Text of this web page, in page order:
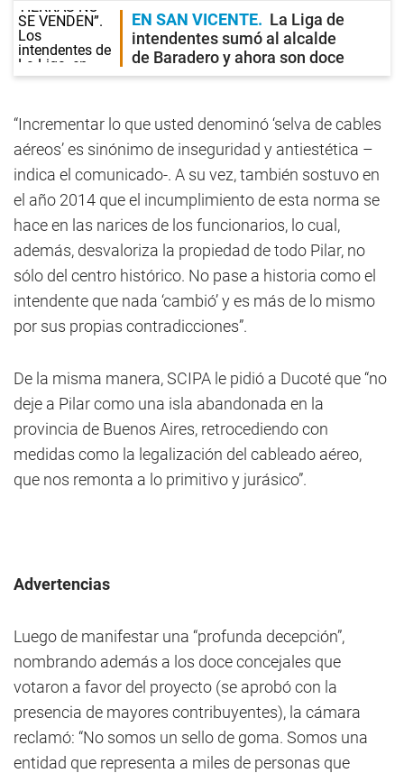
EN SAN VICENTE
La Liga de
intendentes sumó al alcalde
de Baradero y ahora son doce
“Incrementar lo que usted denominó ‘selva de cables
aéreos’ es sinónimo de inseguridad y antiestética –
indica el comunicado-. A su vez, también sostuvo en
el año 2014 que el incumplimiento de esta norma se
hace en las narices de los funcionarios, lo cual,
además, desvaloriza la propiedad de todo Pilar, no
sólo del centro histórico. No pase a historia como el
intendente que nada ‘cambió’ y es más de lo mismo
por sus propias contradicciones”.
De la misma manera, SCIPA le pidió a Ducoté que “no
deje a Pilar como una isla abandonada en la
provincia de Buenos Aires, retrocediendo con
medidas como la legalización del cableado aéreo,
que nos remonta a lo primitivo y jurásico”.
Advertencias
Luego de manifestar una “profunda decepción”,
nombrando además a los doce concejales que
votaron a favor del proyecto (se aprobó con la
presencia de mayores contribuyentes), la cámara
reclamó: “No somos un sello de goma. Somos una
entidad que representa a miles de personas que